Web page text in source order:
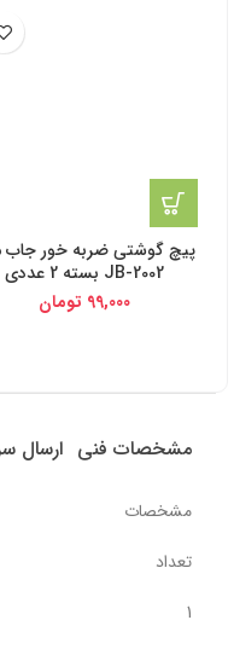
پیچ گوشتی ضربه خور جاب
JB-2002 بسته 2 عددی
99,000 تومان
مشخصات فنی ارسال
مشخصات
تعداد
1